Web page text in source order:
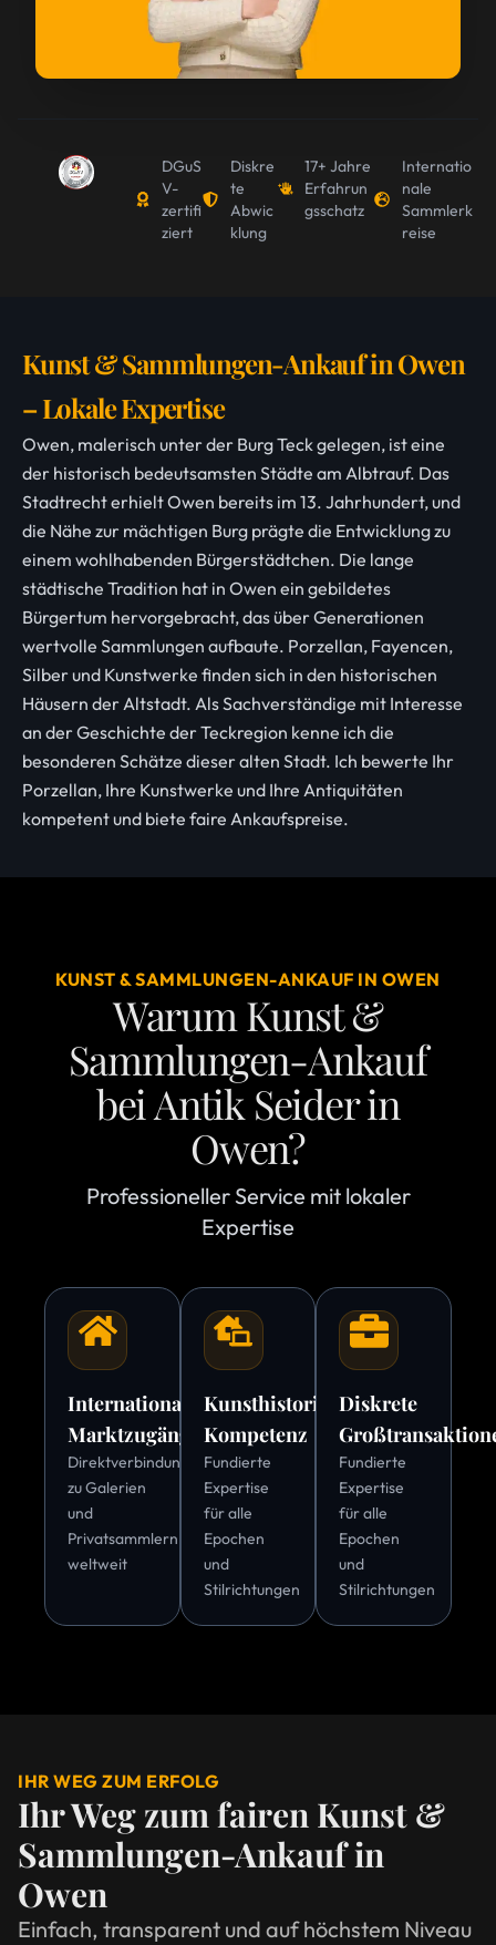
DGuS
V-
zertifi
ziert
Diskre
te
Abwic
klung
17+ Jahre
Erfahrun
gsschatz
Internatio
nale
Sammlerk
reise
Kunst & Sammlungen-Ankauf in Owen
– Lokale Expertise
Owen, malerisch unter der Burg Teck gelegen, ist eine
der historisch bedeutsamsten Städte am Albtrauf. Das
Stadtrecht erhielt Owen bereits im 13. Jahrhundert, und
die Nähe zur mächtigen Burg prägte die Entwicklung zu
einem wohlhabenden Bürgerstädtchen. Die lange
städtische Tradition hat in Owen ein gebildetes
Bürgertum hervorgebracht, das über Generationen
wertvolle Sammlungen aufbaute. Porzellan, Fayencen,
Silber und Kunstwerke finden sich in den historischen
Häusern der Altstadt. Als Sachverständige mit Interesse
an der Geschichte der Teckregion kenne ich die
besonderen Schätze dieser alten Stadt. Ich bewerte Ihr
Porzellan, Ihre Kunstwerke und Ihre Antiquitäten
kompetent und biete faire Ankaufspreise.
KUNST & SAMMLUNGEN-ANKAUF IN OWEN
Warum Kunst &
Sammlungen-Ankauf
bei Antik Seider in
Owen?
Professioneller Service mit lokaler
Expertise
Internationale
Marktzugänge
Direktverbindungen
zu Galerien
und
Privatsammlern
weltweit
Kunsthistorische
Kompetenz
Fundierte
Expertise
für alle
Epochen
und
Stilrichtungen
Diskrete
Fundierte
Expertise
für alle
Epochen
und
Stilrichtungen
IHR WEG ZUM ERFOLG
Ihr Weg zum fairen Kunst &
Sammlungen-Ankauf in
Owen
Einfach, transparent und auf höchstem Niveau